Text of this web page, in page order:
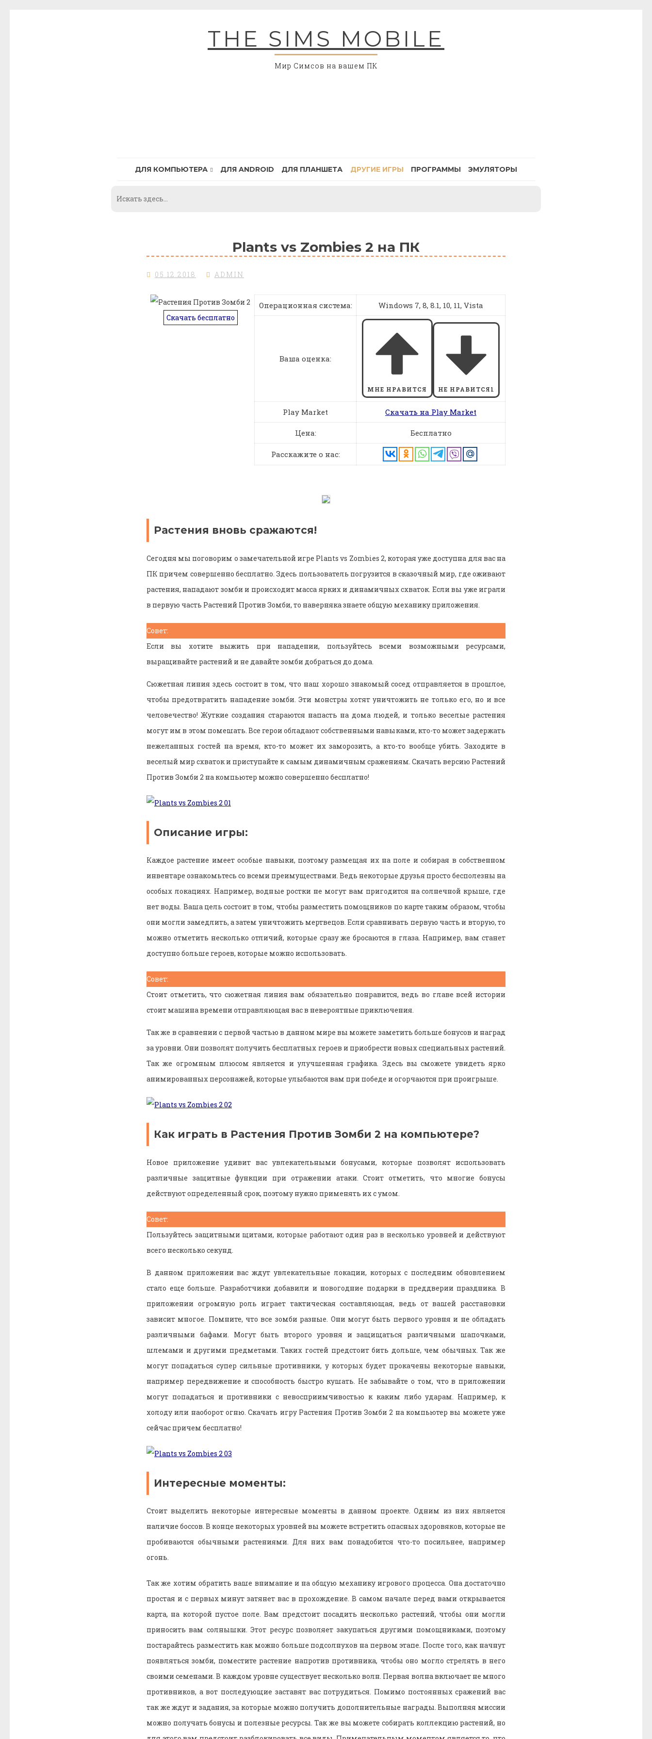
THE SIMS MOBILE
Мир Симсов на вашем ПК
ДЛЯ КОМПЬЮТЕРА ДЛЯ ANDROID ДЛЯ ПЛАНШЕТА ДРУГИЕ ИГРЫ ПРОГРАММЫ ЭМУЛЯТОРЫ
Plants vs Zombies 2 на ПК
05.12.2018 ADMIN
Скачать бесплатно
Операционная система: Windows 7, 8, 8.1, 10, 11, Vista
Ваша оценка:
МНЕ НРАВИТСЯ НЕ НРАВИТСЯ1
Play Market Скачать на Play Market
Цена: Бесплатно
Расскажите о нас:
Растения вновь сражаются!
Сегодня мы поговорим о замечательной игре Plants vs Zombies 2, которая уже доступна для вас на
ПК причем совершенно бесплатно. Здесь пользователь погрузится в сказочный мир, где оживают
растения, нападают зомби и происходит масса ярких и динамичных схваток. Если вы уже играли
в первую часть Растений Против Зомби, то наверняка знаете общую механику приложения.
Совет:
Если вы хотите выжить при нападении, пользуйтесь всеми возможными ресурсами,
выращивайте растений и не давайте зомби добраться до дома.
Сюжетная линия здесь состоит в том, что наш хорошо знакомый сосед отправляется в прошлое,
чтобы предотвратить нападение зомби. Эти монстры хотят уничтожить не только его, но и все
человечество! Жуткие создания стараются напасть на дома людей, и только веселые растения
могут им в этом помешать. Все герои обладают собственными навыками, кто-то может задержать
нежеланных гостей на время, кто-то может их заморозить, а кто-то вообще убить. Заходите в
веселый мир схваток и приступайте к самым динамичным сражениям. Скачать версию Растений
Против Зомби 2 на компьютер можно совершенно бесплатно!
Описание игры:
Каждое растение имеет особые навыки, поэтому размещая их на поле и собирая в собственном
инвентаре ознакомьтесь со всеми преимуществами. Ведь некоторые друзья просто бесполезны на
особых локациях. Например, водные ростки не могут вам пригодится на солнечной крыше, где
нет воды. Ваша цель состоит в том, чтобы разместить помощников по карте таким образом, чтобы
они могли замедлить, а затем уничтожить мертвецов. Если сравнивать первую часть и вторую, то
можно отметить несколько отличий, которые сразу же бросаются в глаза. Например, вам станет
доступно больше героев, которые можно использовать.
Совет:
Стоит отметить, что сюжетная линия вам обязательно понравится, ведь во главе всей истории
стоит машина времени отправляющая вас в невероятные приключения.
Так же в сравнении с первой частью в данном мире вы можете заметить больше бонусов и наград
за уровни. Они позволят получить бесплатных героев и приобрести новых специальных растений.
Так же огромным плюсом является и улучшенная графика. Здесь вы сможете увидеть ярко
анимированных персонажей, которые улыбаются вам при победе и огорчаются при проигрыше.
Как играть в Растения Против Зомби 2 на компьютере?
Новое приложение удивит вас увлекательными бонусами, которые позволят использовать
различные защитные функции при отражении атаки. Стоит отметить, что многие бонусы
действуют определенный срок, поэтому нужно применять их с умом.
Совет:
Пользуйтесь защитными щитами, которые работают один раз в несколько уровней и действуют
всего несколько секунд.
В данном приложении вас ждут увлекательные локации, которых с последним обновлением
стало еще больше. Разработчики добавили и новогодние подарки в преддверии праздника. В
приложении огромную роль играет тактическая составляющая, ведь от вашей расстановки
зависит многое. Помните, что все зомби разные. Они могут быть первого уровня и не обладать
различными бафами. Могут быть второго уровня и защищаться различными шапочками,
шлемами и другими предметами. Таких гостей предстоит бить дольше, чем обычных. Так же
могут попадаться супер сильные противники, у которых будет прокачены некоторые навыки,
например передвижение и способность быстро кушать. Не забывайте о том, что в приложении
могут попадаться и противники с невосприимчивостью к каким либо ударам. Например, к
холоду или наоборот огню. Скачать игру Растения Против Зомби 2 на компьютер вы можете уже
сейчас причем бесплатно!
Интересные моменты:
Стоит выделить некоторые интересные моменты в данном проекте. Одним из них является
наличие боссов. В конце некоторых уровней вы можете встретить опасных здоровяков, которые не
пробиваются обычными растениями. Для них вам понадобится что-то посильнее, например
огонь.
Так же хотим обратить ваше внимание и на общую механику игрового процесса. Она достаточно
простая и с первых минут затянет вас в прохождение. В самом начале перед вами открывается
карта, на которой пустое поле. Вам предстоит посадить несколько растений, чтобы они могли
приносить вам солнышки. Этот ресурс позволяет закупаться другими помощниками, поэтому
постарайтесь разместить как можно больше подсолнухов на первом этапе. После того, как начнут
появляться зомби, поместите растение напротив противника, чтобы оно могло стрелять в него
своими семенами. В каждом уровне существует несколько волн. Первая волна включает не много
противников, а вот последующие заставят вас потрудиться. Помимо постоянных сражений вас
так же ждут и задания, за которые можно получить дополнительные награды. Выполняя миссии
можно получать бонусы и полезные ресурсы. Так же вы можете собирать коллекцию растений, но